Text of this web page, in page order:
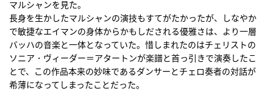
マルシャンを見た。
長身を生かしたマルシャンの演技もすてがたかったが、しなやか
で敏捷なエイマンの身体からかもしだされる優雅さは、より一層
バッハの音楽と一体となっていた。惜しまれたのはチェリストの
ソニア・ヴィーダー＝アタートンが楽譜と首っ引きで演奏したこ
とで、この作品本来の妙味であるダンサーとチェロ奏者の対話が
希薄になってしまったことだった。